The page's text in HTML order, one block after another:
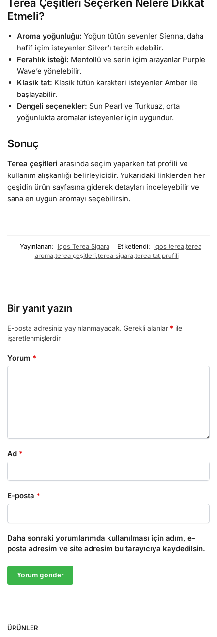
Terea Çeşitleri Seçerken Nelere Dikkat
Etmeli?
Aroma yoğunluğu: Yoğun tütün sevenler Sienna, daha
hafif içim isteyenler Silver’ı tercih edebilir.
Ferahlık isteği: Mentollü ve serin içim arayanlar Purple
Wave’e yönelebilir.
Klasik tat: Klasik tütün karakteri isteyenler Amber ile
başlayabilir.
Dengeli seçenekler: Sun Pearl ve Turkuaz, orta
yoğunlukta aromalar isteyenler için uygundur.
Sonuç
Terea çeşitleri arasında seçim yaparken tat profili ve
kullanım alışkanlığı belirleyicidir. Yukarıdaki linklerden her
çeşidin ürün sayfasına giderek detayları inceleyebilir ve
sana en uygun aromayı seçebilirsin.
Yayınlanan: Iqos Terea Sigara Etiketlendi: iqos terea,terea
aroma,terea çeşitleri,terea sigara,terea tat profili
Bir yanıt yazın
E-posta adresiniz yayınlanmayacak. Gerekli alanlar * ile
işaretlenmişlerdir
Yorum *
Ad *
E-posta *
Daha sonraki yorumlarımda kullanılması için adım, e-
posta adresim ve site adresim bu tarayıcıya kaydedilsin.
ÜRÜNLER